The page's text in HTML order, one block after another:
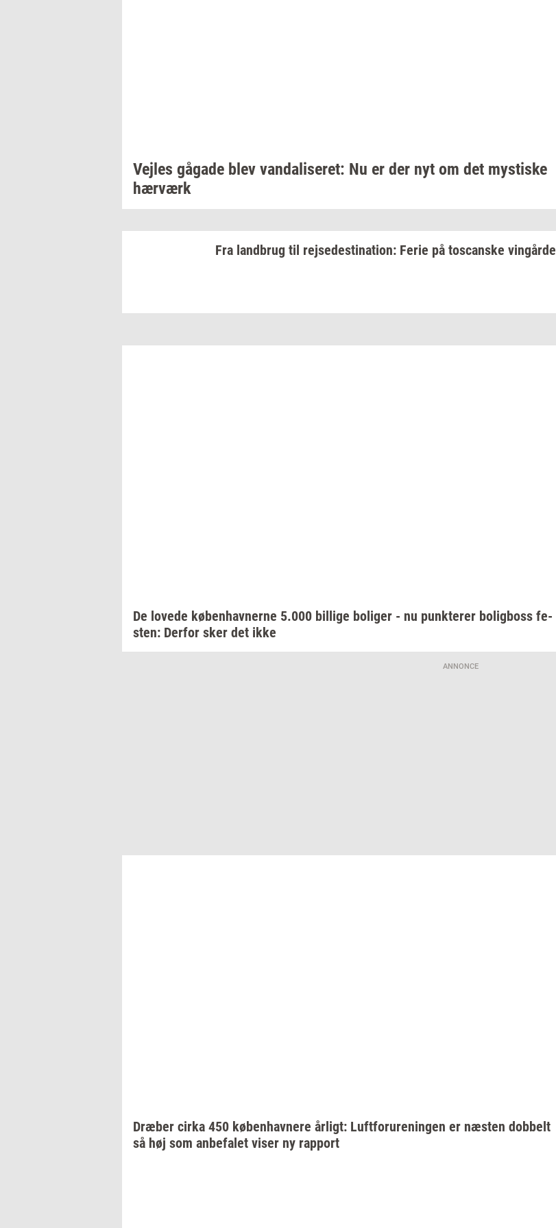
Vej­les gå­ga­de blev van­da­li­se­ret: Nu er der nyt om det mysti­ske
hær­værk
Fra land­brug til rej­se­desti­na­tion: Ferie på toscan­ske vin­går­de
De lo­ve­de kø­ben­hav­ner­ne 5.000 bil­li­ge bo­li­ger - nu punk­te­rer bo­lig­boss fe­
sten: Der­for sker det ikke
ANNONCE
Dræ­ber cirka 450 kø­ben­hav­ne­re år­ligt: Luft­foru­re­nin­gen er næ­sten dob­belt
så høj som an­be­fa­let viser ny rap­port